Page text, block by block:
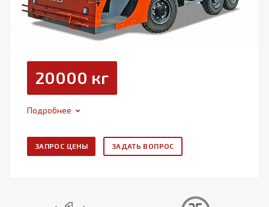
20000 кг
Подробнее
ЗАПРОС ЦЕНЫ ЗАДАТЬ ВОПРОС